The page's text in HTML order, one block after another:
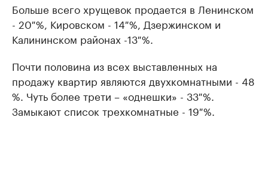
Больше всего хрущевок продается в Ленинском
- 20 %, Кировском - 14 %, Дзержинском и
Калининском районах -13 %.
Почти половина из всех выставленных на
продажу квартир являются двухкомнатными - 48
%. Чуть более трети – «однешки» - 33 %.
Замыкают список трехкомнатные - 19 %.